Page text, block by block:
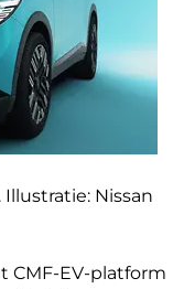
Illustratie: Nissan
CMF-EV-platform